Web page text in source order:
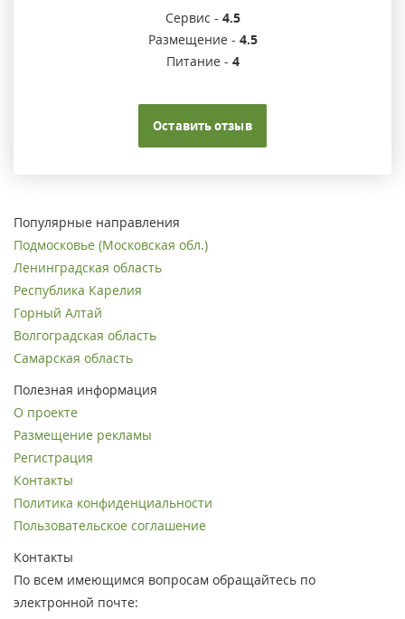
Сервис - 4.5
Размещение - 4.5
Питание - 4
Оставить отзыв
Популярные направления
Подмосковье (Московская обл.)
Ленинградская область
Республика Карелия
Горный Алтай
Волгоградская область
Самарская область
Полезная информация
О проекте
Размещение рекламы
Регистрация
Контакты
Политика конфиденциальности
Пользовательское соглашение
Контакты
По всем имеющимся вопросам обращайтесь по
электронной почте: